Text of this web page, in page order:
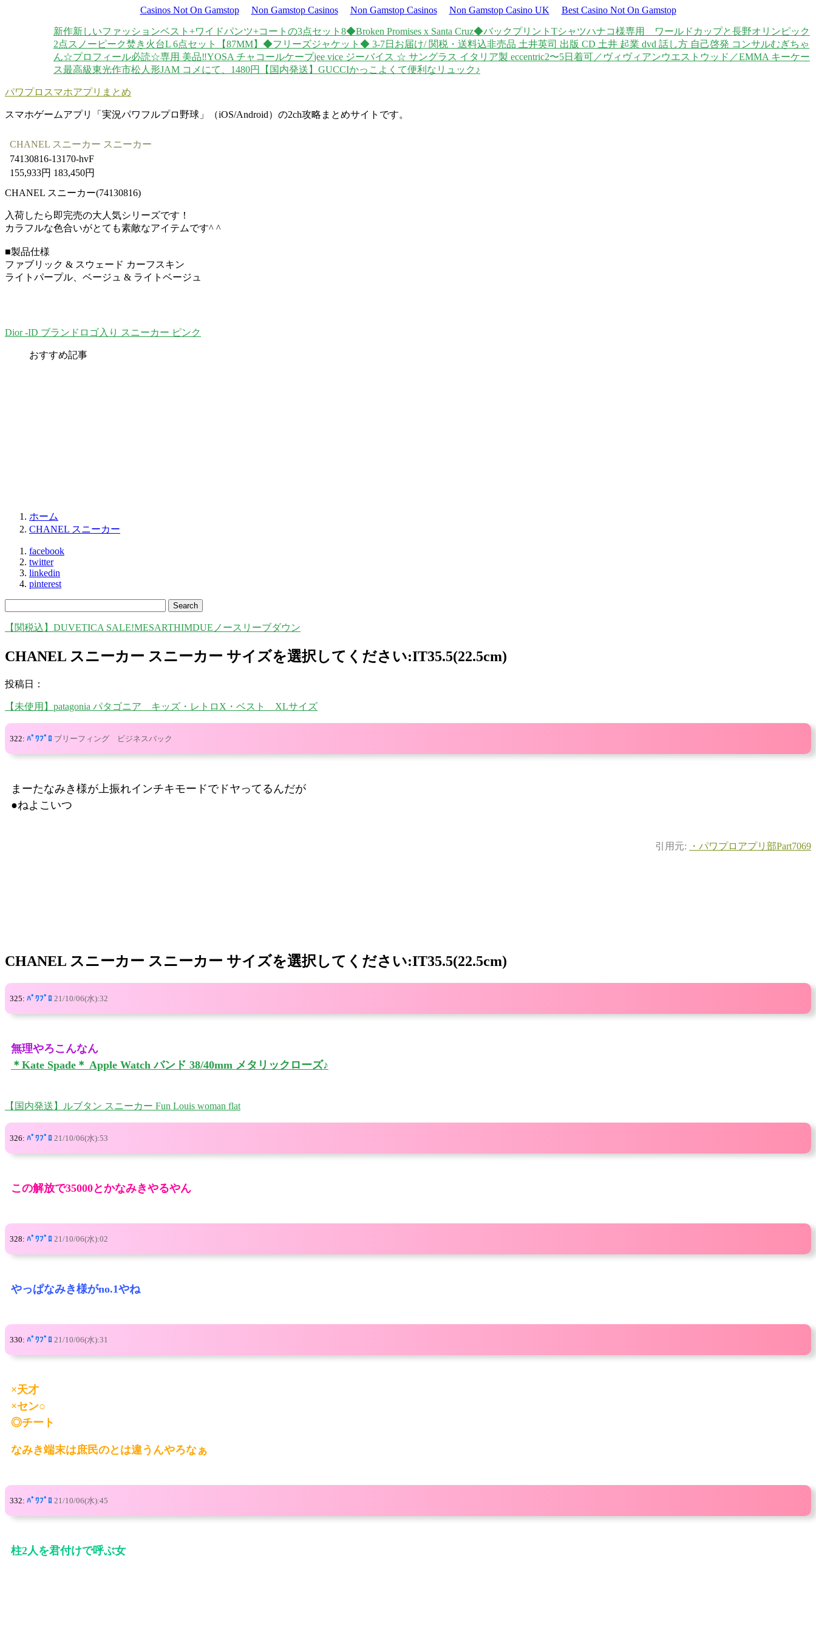
Casinos Not On Gamstop Non Gamstop Casinos Non Gamstop Casinos Non Gamstop Casino UK Best Casino Not On Gamstop
新作新しいファッションベスト+ワイドパンツ+コートの3点セット8◆Broken Promises x Santa Cruz◆バックプリントTシャツハナコ様専用 ワールドカップと長野オリンピック
2点スノーピーク焚き火台L 6点セット 【87MM】◆フリーズジャケット◆ 3-7日お届け/ 関税・送料込非売品 土井英司 出版 CD 土井 起業 dvd 話し方 自己啓発 コンサルむぎちゃ
ん☆プロフィール必読☆専用 美品‼️YOSA チャコールケープjee vice ジーバイス ☆ サングラス イタリア製 eccentric2〜5日着可／ヴィヴィアンウエストウッド／EMMA キーケー
ス最高級東光作市松人形JAM コメにて、1480円 【国内発送】GUCCIかっこよくて便利なリュック♪
パワプロスマホアプリまとめ
スマホゲームアプリ「実況パワフルプロ野球」（iOS/Android）の2ch攻略まとめサイトです。
CHANEL スニーカー スニーカー
74130816-13170-hvF
155,933円 183,450円
CHANEL スニーカー(74130816)
入荷したら即完売の大人気シリーズです！
カラフルな色合いがとても素敵なアイテムです^ ^
■製品仕様
ファブリック & スウェード カーフスキン
ライトパープル、ベージュ & ライトベージュ
Dior -ID ブランドロゴ入り スニーカー ピンク
おすすめ記事
ホーム
CHANEL スニーカー
facebook
twitter
linkedin
pinterest
【関税込】DUVETICA SALE!MESARTHIMDUEノースリーブダウン
CHANEL スニーカー スニーカー サイズを選択してください:IT35.5(22.5cm)
投稿日：
【未使用】patagonia パタゴニア キッズ・レトロX・ベスト XLサイズ
322: ﾊﾟﾜﾌﾟﾛ ブリーフィング ビジネスバック
まーたなみき様が上振れインチキモードでドヤってるんだが
●ねよこいつ
引用元: ・パワプロアプリ部Part7069
CHANEL スニーカー スニーカー サイズを選択してください:IT35.5(22.5cm)
325: ﾊﾟﾜﾌﾟﾛ 21/10/06(水):32
無理やろこんなん
＊Kate Spade＊ Apple Watch バンド 38/40mm メタリックローズ♪
【国内発送】ルブタン スニーカー Fun Louis woman flat
326: ﾊﾟﾜﾌﾟﾛ 21/10/06(水):53
この解放で35000とかなみきやるやん
328: ﾊﾟﾜﾌﾟﾛ 21/10/06(水):02
やっぱなみき様がno.1やね
330: ﾊﾟﾜﾌﾟﾛ 21/10/06(水):31
×天才
×セン○
◎チート
なみき端末は庶民のとは違うんやろなぁ
332: ﾊﾟﾜﾌﾟﾛ 21/10/06(水):45
柱2人を君付けで呼ぶ女